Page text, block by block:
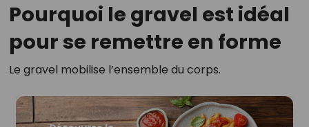
Pourquoi le gravel est idéal
pour se remettre en forme
Le gravel mobilise l’ensemble du corps.